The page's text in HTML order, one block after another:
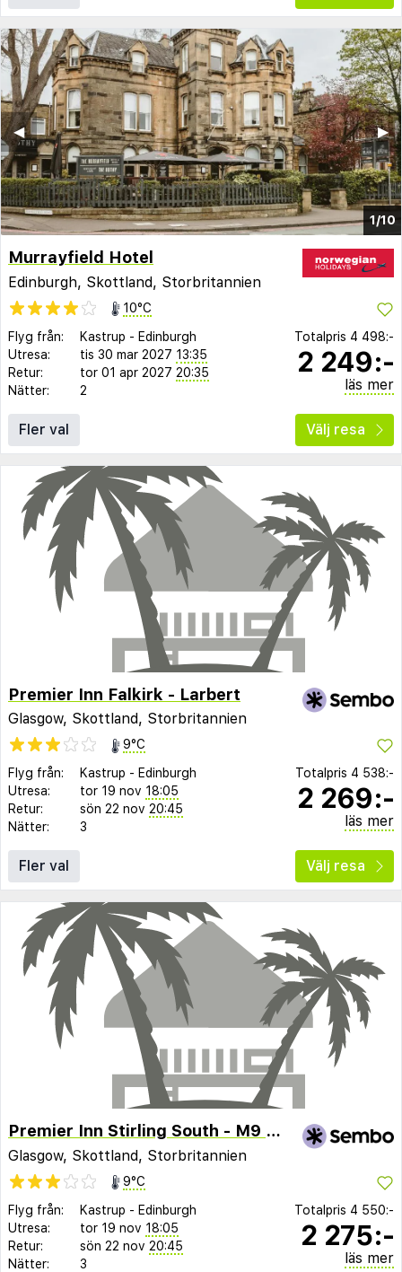
1/10
▶︎
◀︎
Murrayfield Hotel
Edinburgh, Skottland, Storbritannien
10°C
Flyg från:
Kastrup - Edinburgh
Utresa:
tis 30 mar 2027 13:35
Retur:
tor 01 apr 2027 20:35
Nätter:
2
Totalpris 4 498:-
2 249:-
läs mer
Fler val Välj resa
Premier Inn Falkirk - Larbert
Glasgow, Skottland, Storbritannien
9°C
Flyg från:
Kastrup - Edinburgh
Utresa:
tor 19 nov 18:05
Retur:
sön 22 nov 20:45
Nätter:
3
Totalpris 4 538:-
2 269:-
läs mer
Fler val Välj resa
Premier Inn Stirling South - M9 J9
Glasgow, Skottland, Storbritannien
9°C
Flyg från:
Kastrup - Edinburgh
Utresa:
tor 19 nov 18:05
Retur:
sön 22 nov 20:45
Nätter:
3
Totalpris 4 550:-
2 275:-
läs mer